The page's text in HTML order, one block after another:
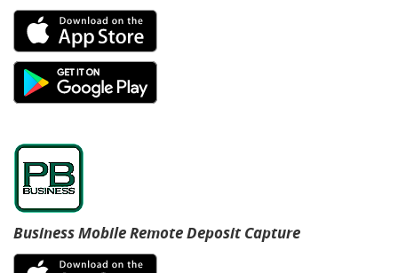
(Opens
a
Window)
(Opens
Business Mobile Remote Deposit Capture
(Opens